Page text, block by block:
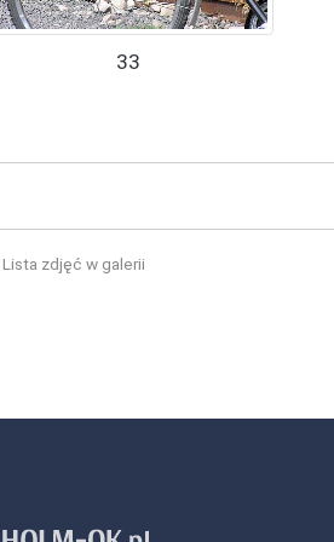
33
Lista zdjęć w galerii